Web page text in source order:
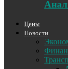
Цены
Новости